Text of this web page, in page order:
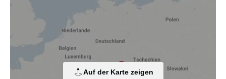
Auf der Karte zeigen
Wir nutzen Cookies und andere Technologien.
Diese Website nutzt Cookies und vergleichbare Funktionen
zur Verarbeitung von Endgeräteinformationen und
Einbindung von Inhalten, externen Diensten und Elementen
Dritter, der statistischen Analyse/Messung, der
personalisierten Werbung sowie der Einbindung sozialer
Medien. Je nach Funktion werden dabei Daten an Dritte
weitergegeben und an Dritte in Ländern, in denen kein